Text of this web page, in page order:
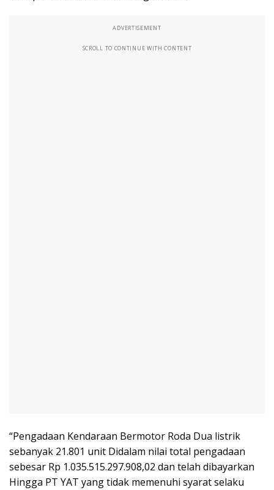
ADVERTISEMENT
SCROLL TO CONTINUE WITH CONTENT
“Pengadaan Kendaraan Bermotor Roda Dua listrik
sebanyak 21.801 unit Didalam nilai total pengadaan
sebesar Rp 1.035.515.297.908,02 dan telah dibayarkan
Hingga PT YAT yang tidak memenuhi syarat selaku